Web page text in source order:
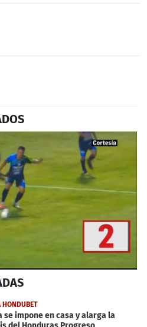
HONDUBET
se impone en casa y alarga la